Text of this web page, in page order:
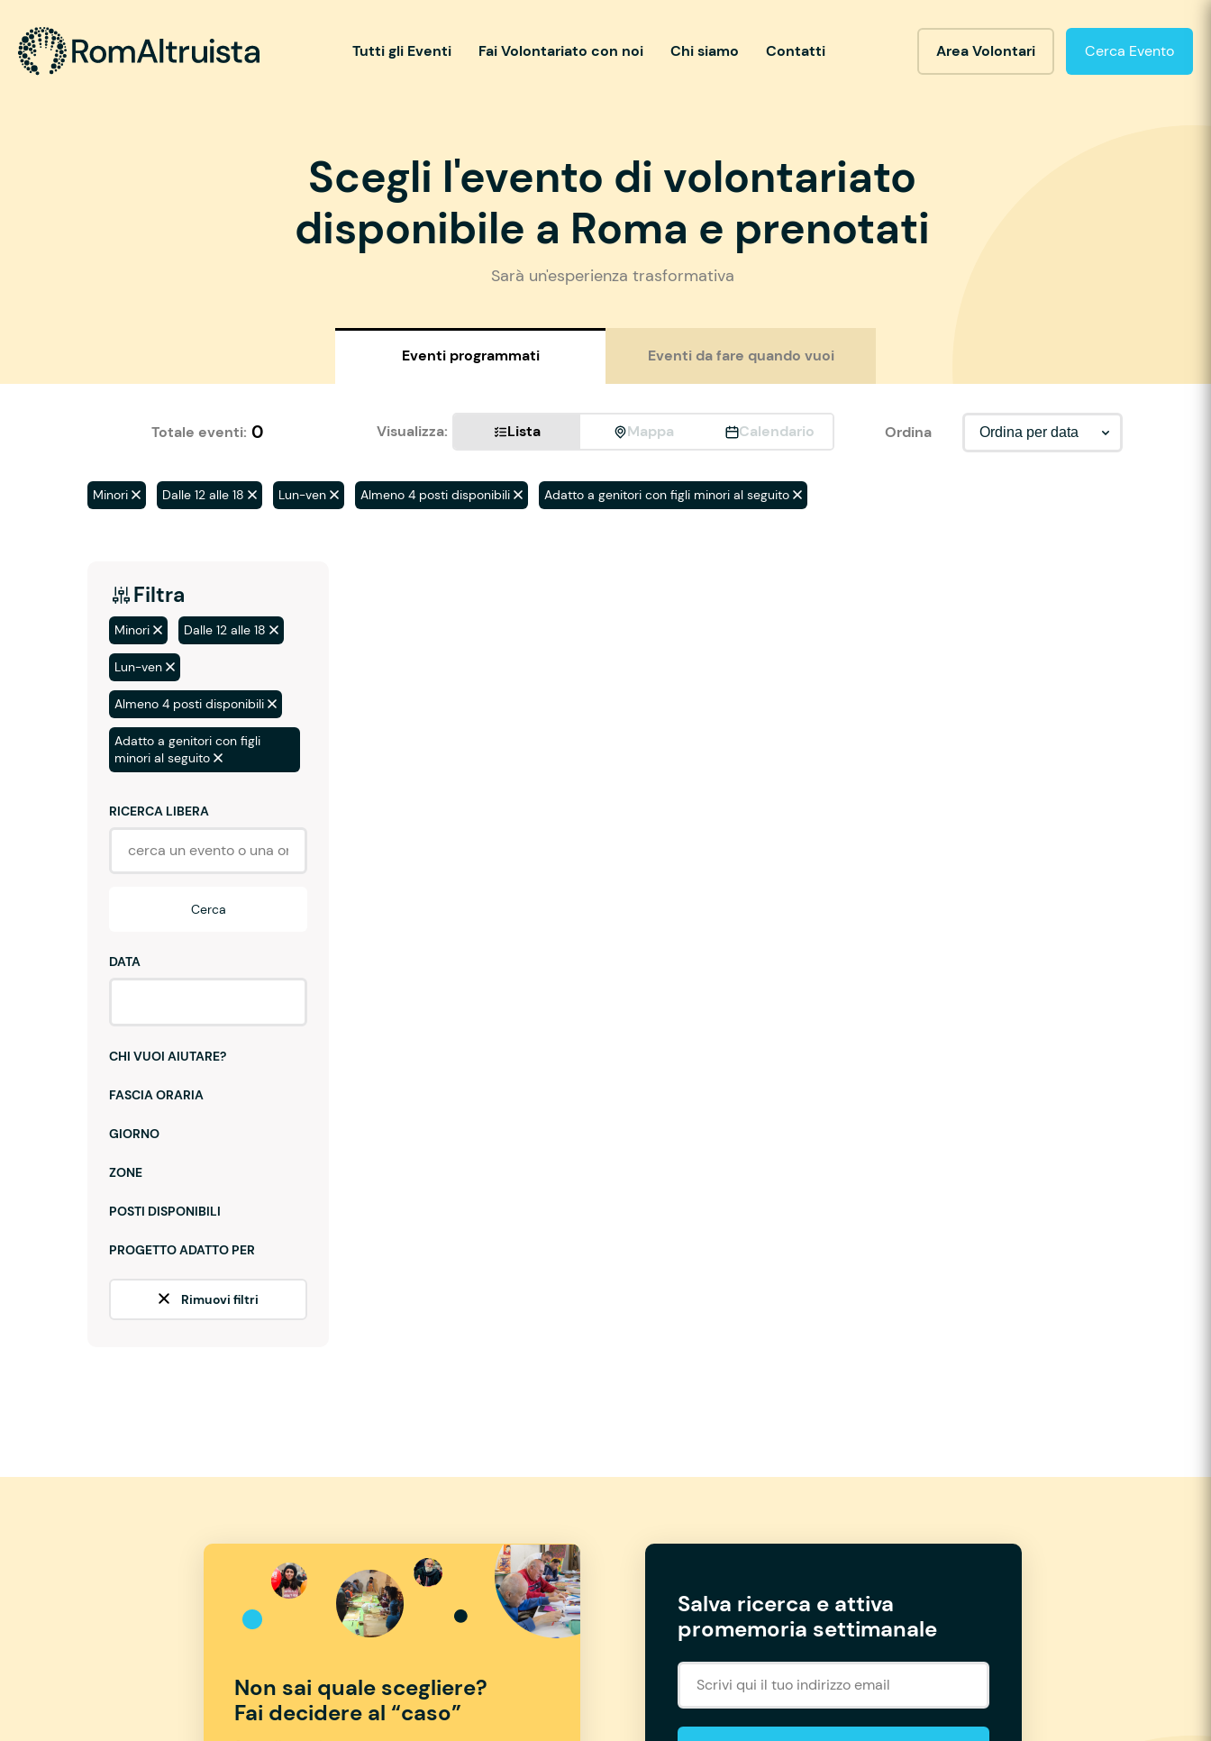
Tutti gli Eventi Fai Volontariato con noi Chi siamo Contatti Area Volontari Cerca Evento
Scegli l'evento di volontariato
disponibile a Roma e prenotati
Sarà un'esperienza trasformativa
Eventi programmati Eventi da fare quando vuoi
Totale eventi: 0 Visualizza: Lista Mappa Calendario Ordina
Minori Dalle 12 alle 18 Lun-ven Almeno 4 posti disponibili Adatto a genitori con figli minori al seguito
Filtra
Minori Dalle 12 alle 18
Lun-ven
Almeno 4 posti disponibili
Adatto a genitori con figli
minori al seguito
RICERCA LIBERA
Cerca
DATA
CHI VUOI AIUTARE?
FASCIA ORARIA
GIORNO
ZONE
POSTI DISPONIBILI
PROGETTO ADATTO PER
Rimuovi filtri
Non sai quale scegliere?
Fai decidere al “caso”
Salva ricerca e attiva
promemoria settimanale